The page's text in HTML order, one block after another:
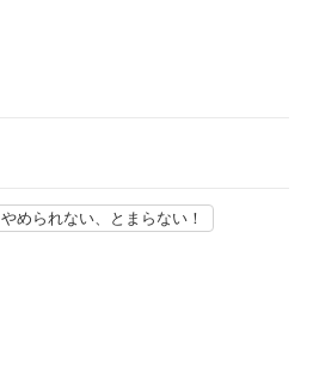
やめられない、とまらない！